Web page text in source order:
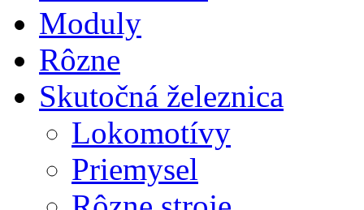
Moduly
Rôzne
Skutočná železnica
Lokomotívy
Priemysel